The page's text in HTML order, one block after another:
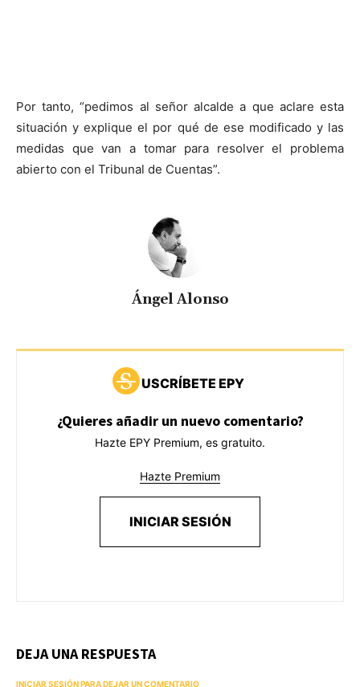
Por tanto, “pedimos al señor alcalde a que aclare esta
situación y explique el por qué de ese modificado y las
medidas que van a tomar para resolver el problema
abierto con el Tribunal de Cuentas”.
Ángel Alonso
USCRÍBETE EPY
¿Quieres añadir un nuevo comentario?
Hazte EPY Premium, es gratuito.
Hazte Premium
INICIAR SESIÓN
DEJA UNA RESPUESTA
INICIAR SESIÓN PARA DEJAR UN COMENTARIO